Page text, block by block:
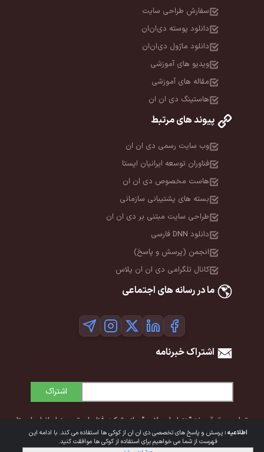
اطلاعیه :پرسش و پاسخ های تخصصی دی ان ان از کوکی ها استفاده می کند. با ادامه این
فهرست از شما می خواهیم برای استفاده از کوکی ها موافقت کنید.
سفارش طراحی سایت
دانلود پوسته دی‌ان‌ان
دانلود ماژول دی‌ان‌ان
ویدیو های آموزشی
مقاله های آموزشی
هاستینگ دی ان ان
پیوند های مرتبط
وب سایت رسمی دی ان ان
فناوران توسعه ایرانیان ایستا
هاست مخصوص دی ان ان
بسته های پشتیبانی سازمانی
طراحی سایت مبتنی بر دی ان ان
دانلود DNN فارسی
انجمن (پرسش و پاسخ)
کانال تلگرامی دی ان ان پلاس
ما در رسانه های اجتماعی
اشتراک خبرنامه
اشتراک
تمامی حقوق برند "دی‌ان‌ان پلاس" برای شرکت فناوران توسعه ایرانیان ایستا
محفوظ است. © 1392-1405